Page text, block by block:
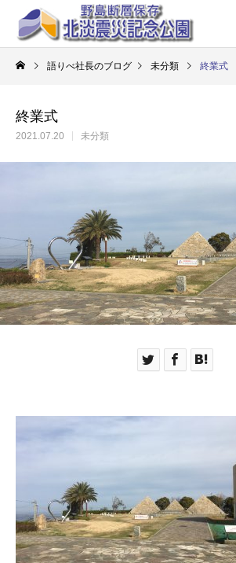
語りべ社長のブログ 未分類 終業式
終業式
2021.07.20 未分類